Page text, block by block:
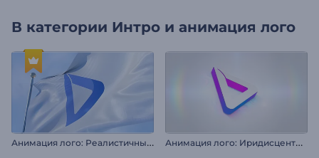
В категории Интро и анимация лого
А
нимация лого: Реалистичный флаг А
нимация лого: Иридисцентный минимализм